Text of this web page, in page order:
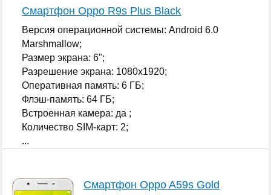
Смартфон Oppo R9s Plus Black
Версия операционной системы: Android 6.0
Marshmallow;
Размер экрана: 6";
Разрешение экрана: 1080x1920;
Оперативная память: 6 ГБ;
Флэш-память: 64 ГБ;
Встроенная камера: да ;
Количество SIM-карт: 2;
...
Смартфон Oppo A59s Gold